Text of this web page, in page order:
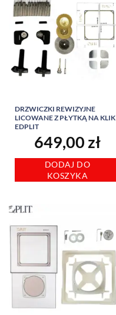
DRZWICZKI REWIZYJNE
LICOWANE Z PŁYTKĄ NA KLIK
EDPLIT
649,00 zł
DODAJ DO
KOSZYKA